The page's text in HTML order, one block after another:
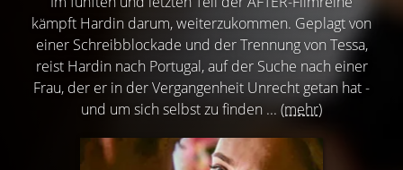
kämpft Hardin darum, weiterzukommen. Geplagt von
einer Schreibblockade und der Trennung von Tessa,
reist Hardin nach Portugal, auf der Suche nach einer
Frau, der er in der Vergangenheit Unrecht getan hat -
und um sich selbst zu finden ... (mehr)